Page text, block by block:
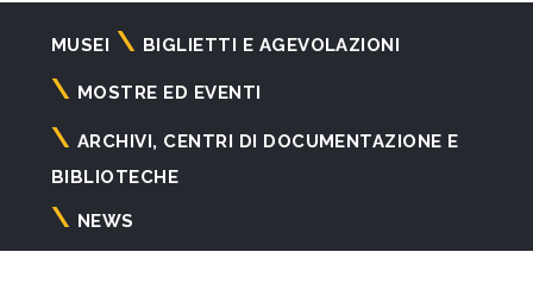
Navigazione
principale
MUSEI BIGLIETTI E AGEVOLAZIONI
MOSTRE ED EVENTI
ARCHIVI, CENTRI DI DOCUMENTAZIONE E
BIBLIOTECHE
NEWS